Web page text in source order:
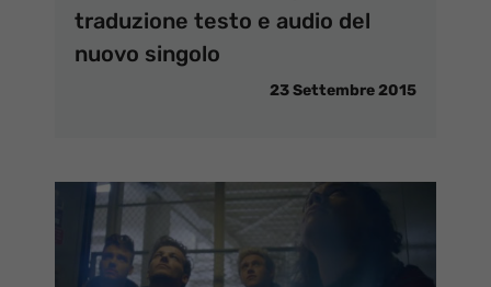
traduzione testo e audio del
nuovo singolo
23 Settembre 2015